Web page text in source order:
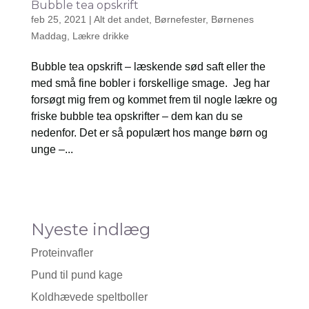
Bubble tea opskrift
feb 25, 2021 | Alt det andet, Børnefester, Børnenes
Maddag
Lækre drikke
Bubble tea opskrift – læskende sød saft eller the
med små fine bobler i forskellige smage. Jeg har
forsøgt mig frem og kommet frem til nogle lækre og
friske bubble tea opskrifter – dem kan du se
nedenfor. Det er så populært hos mange børn og
unge –...
Nyeste indlæg
Proteinvafler
Pund til pund kage
Koldhævede speltboller